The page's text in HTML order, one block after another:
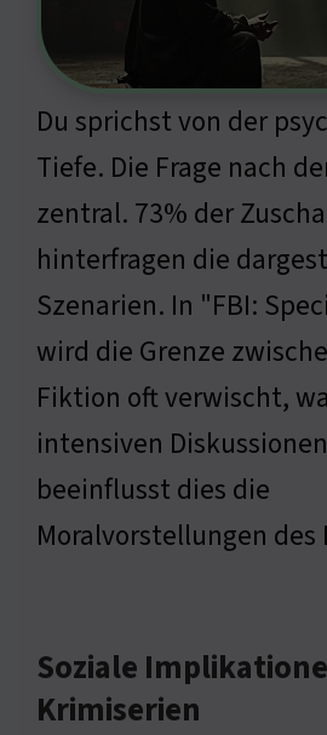
Du sprichst von der
Tiefe. Die Frage nach
zentral. 73% der
hinterfragen die
Szenarien. In "FBI:
wird die Grenze
Fiktion oft verwischt,
intensiven
beeinflusst dies die
Moralvorstellungen des
Soziale
Krimiserien